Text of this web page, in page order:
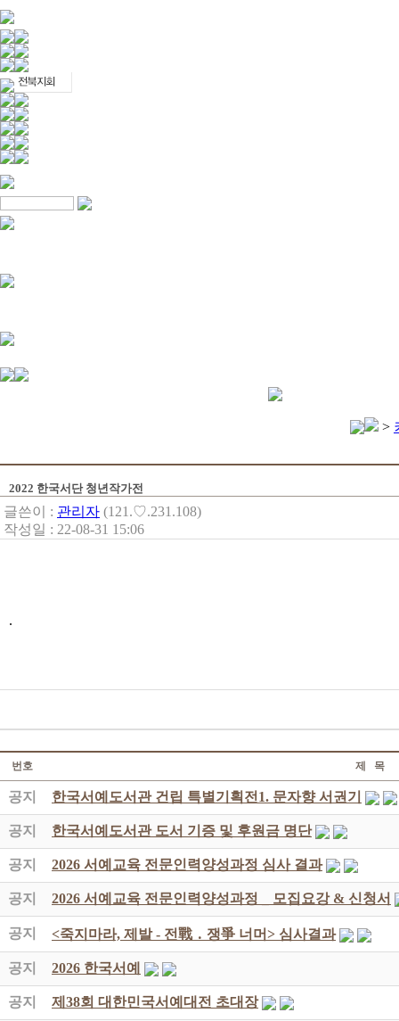
>
2022 한국서단 청년작가전
글쓴이 : 관리자 (121.♡.231.108)
작성일 : 22-08-31 15:06
.
번호 제 목
공지 한국서예도서관 건립 특별기획전1. 문자향 서권기
공지 한국서예도서관 도서 기증 및 후원금 명단
공지 2026 서예교육 전문인력양성과정 심사 결과
공지 2026 서예교육 전문인력양성과정 _ 모집요강 & 신청서
공지 <죽지마라, 제발 - 전戰 ․ 쟁爭 너머> 심사결과
공지 2026 한국서예
공지 제38회 대한민국서예대전 초대장